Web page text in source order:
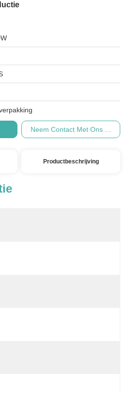
Neem Contact Met Ons Op
Productbeschrijving